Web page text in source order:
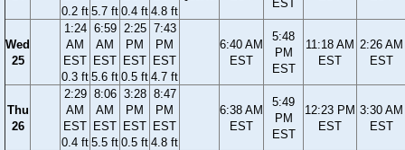
0.2 ft 5.7 ft 0.4 ft 4.8 ft
EST
Wed
25
1:24
AM
EST
0.3 ft
6:59
AM
EST
5.6 ft
2:25
PM
EST
0.5 ft
7:43
PM
EST
4.7 ft
6:40 AM
EST
5:48
PM
EST
11:18 AM
EST
2:26 AM
EST
Thu
26
2:29
AM
EST
0.4 ft
8:06
AM
EST
5.5 ft
3:28
PM
EST
0.5 ft
8:47
PM
EST
4.8 ft
6:38 AM
EST
5:49
PM
EST
12:23 PM
EST
3:30 AM
EST